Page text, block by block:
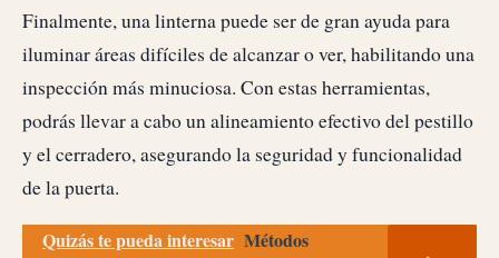
Finalmente, una linterna puede ser de gran ayuda para
iluminar áreas difíciles de alcanzar o ver, habilitando una
inspección más minuciosa. Con estas herramientas,
podrás llevar a cabo un alineamiento efectivo del pestillo
y el cerradero, asegurando la seguridad y funcionalidad
de la puerta.
Quizás te pueda interesar Métodos